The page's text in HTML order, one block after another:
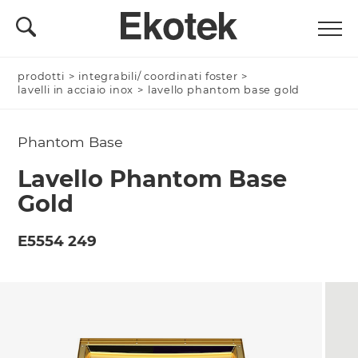
prodotti > integrabili/ coordinati foster >
lavelli in acciaio inox > lavello phantom base gold
Phantom Base
Lavello Phantom Base
Gold
E5554 249
Nominativo *
Nome Azienda